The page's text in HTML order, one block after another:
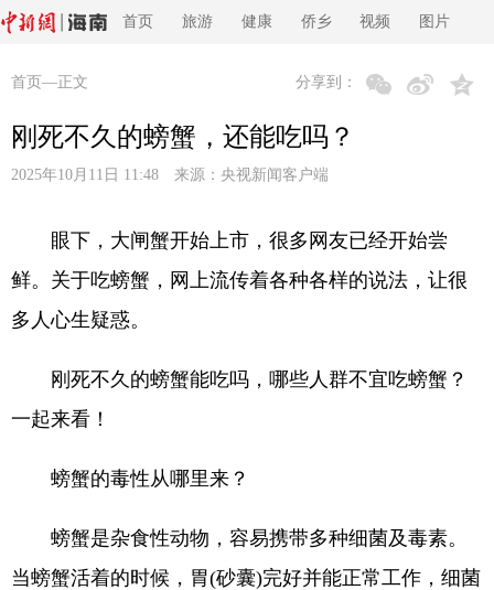
首页 旅游 健康 侨乡 视频 图片
首页 —正文 分享到：
刚死不久的螃蟹，还能吃吗？
2025年10月11日 11:48 来源： 央视新闻客户端
眼下，大闸蟹开始上市，很多网友已经开始尝
鲜。关于吃螃蟹，网上流传着各种各样的说法，让很
多人心生疑惑。
刚死不久的螃蟹能吃吗，哪些人群不宜吃螃蟹？
一起来看！
螃蟹的毒性从哪里来？
螃蟹是杂食性动物，容易携带多种细菌及毒素。
当螃蟹活着的时候，胃(砂囊)完好并能正常工作，细菌